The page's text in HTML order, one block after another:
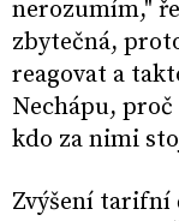
nerozumím,"
zbytečná,
reagovat a
Nechápu,
kdo za nimi
Zvýšení tarifní